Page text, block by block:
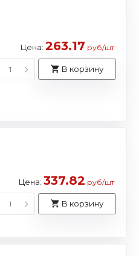
Цена: 263.17 руб/шт
В корзину
Цена: 337.82 руб/шт
В корзину